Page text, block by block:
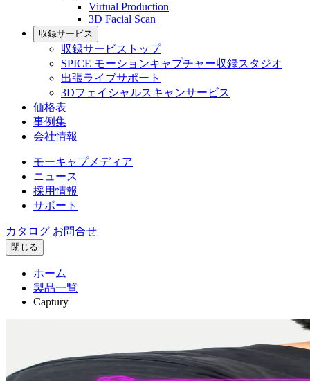
Virtual Production
3D Facial Scan
収録サービス
収録サービストップ
SPICE モーションキャプチャー収録スタジオ
出張ライブサポート
3Dフェイシャルスキャンサービス
価格表
事例集
会社情報
モーキャプメディア
ニュース
採用情報
サポート
カタログ お問合せ
閉じる
ホーム
製品一覧
Captury